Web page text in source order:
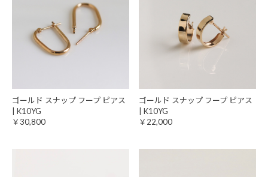
ゴールド スナップ フープ ピアス
| K10YG
￥30,800
ゴールド スナップ フープ ピアス
| K10YG
￥22,000